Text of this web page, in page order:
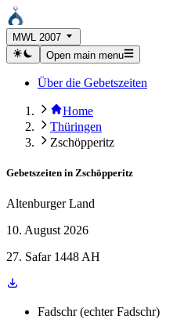
MWL 2007
Open main menu
Über die Gebetszeiten
Home
Thüringen
Zschöpperitz
Gebetszeiten in Zschöpperitz
Altenburger Land
10. August 2026
27. Safar 1448 AH
Fadschr (echter Fadschr)